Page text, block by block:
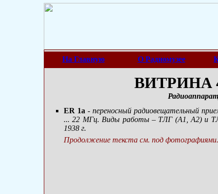
На Главную О Радиомузее
ВИТРИНА
ER 1a - переносный радиовещательный
... 22 МГц. Виды работы – ТЛГ (А1, А2) и
1938 г.
Продолжение текста см. под